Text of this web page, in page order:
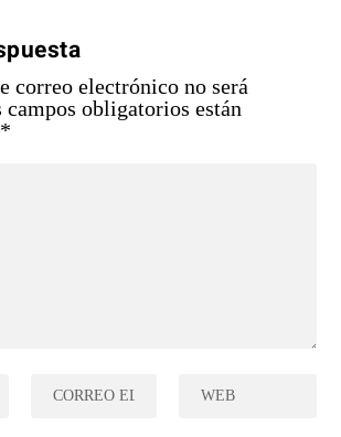
correo electrónico no será
campos obligatorios están
*